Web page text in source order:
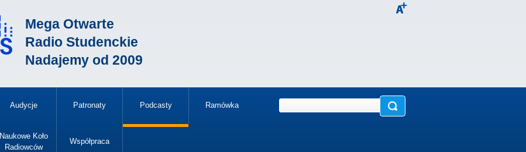
Mega Otwarte
Radio Studenckie
Nadajemy od 2009
Audycje Patronaty Podcasty
»
Ramówka
Naukowe Koło
Radiowców
Współpraca